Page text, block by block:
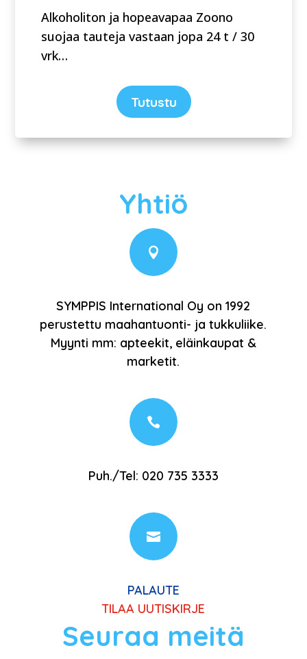
Alkoholiton ja hopeavapaa Zoono
suojaa tauteja vastaan jopa 24 t / 30
vrk…
Tutustu
Yhtiö

SYMPPIS International Oy on 1992
perustettu maahantuonti- ja tukkuliike.
Myynti mm: apteekit, eläinkaupat &
marketit.

Puh./Tel: 020 735 3333

PALAUTE
TILAA UUTISKIRJE
Seuraa meitä